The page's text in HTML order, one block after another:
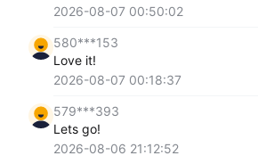
2026-08-07 00:50:02
580***153
Love it!
2026-08-07 00:18:37
579***393
Lets go!
2026-08-06 21:12:52